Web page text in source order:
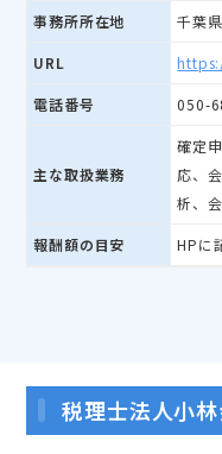
事務所所在地 千葉
URL
電話番号 050-
主な取扱業務
確定
応、
析、
報酬額の目安 HPに
税理士法人小